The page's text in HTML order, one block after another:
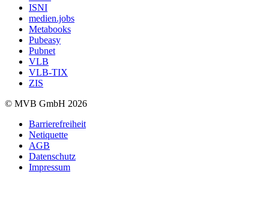
ISNI
medien.jobs
Metabooks
Pubeasy
Pubnet
VLB
VLB-TIX
ZIS
© MVB GmbH 2026
Barrierefreiheit
Netiquette
AGB
Datenschutz
Impressum